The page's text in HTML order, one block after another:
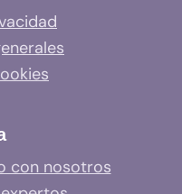
con nosotros